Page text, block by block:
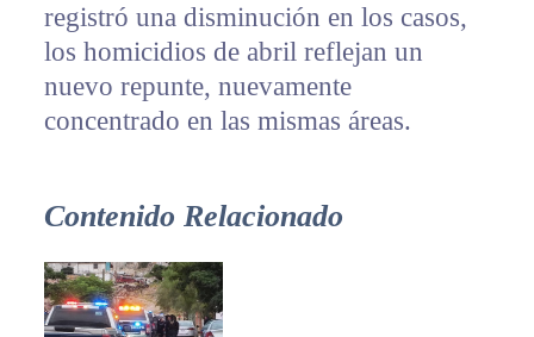
registró una disminución en los casos,
los homicidios de abril reflejan un
nuevo repunte, nuevamente
concentrado en las mismas áreas.
Contenido Relacionado